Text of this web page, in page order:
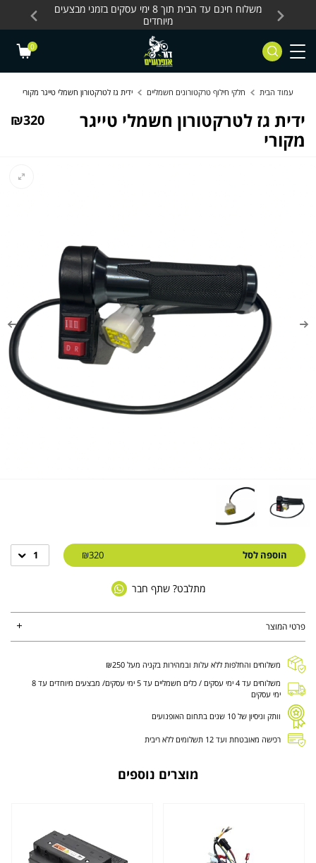
Skip to Content
Contact Us
כלים חשמליים
משלוח חינם עד הבית תוך 8 ימי עסקים בזמני מבצעים
מיוחדים
0
עמוד הבית חלקי חילוף טרקטורונים חשמליים ידית גז לטרקטורון חשמלי טייגר מקורי
ידית גז לטרקטורון חשמלי טייגר
מקורי
₪320
הוספה לסל ₪320
1
מתלבט? שתף חבר
פרטי המוצר
משלוחים והחלפות ללא עלות ובמהירות בקניה מעל ₪250
משלוחים עד 4 ימי עסקים / כלים חשמליים עד 5 ימי עסקים/ מבצעים מיוחדים עד 8
ימי עסקים
וותק וניסיון של 10 שנים בתחום האופנועים
רכישה מאובטחת ועד 12 תשלומים ללא ריבית
מוצרים נוספים